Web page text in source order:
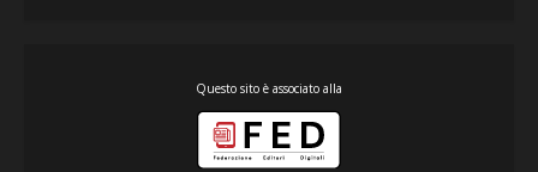
Questo sito è associato alla